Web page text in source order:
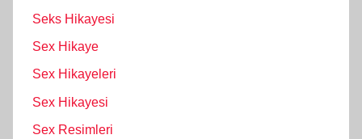
Seks Hikayesi
Sex Hikaye
Sex Hikayeleri
Sex Hikayesi
Sex Resimleri